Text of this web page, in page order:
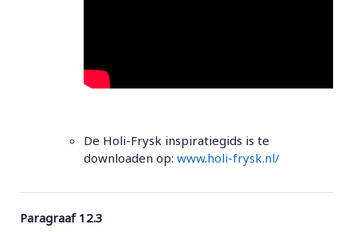
De Holi-Frysk inspiratiegids is te
downloaden op: www.holi-frysk.nl/
Paragraaf 12.3